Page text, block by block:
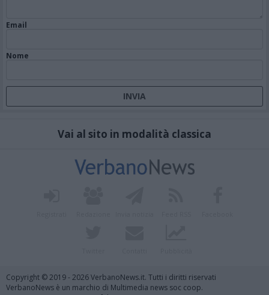
Email
Nome
Vai al sito in modalità classica
Copyright © 2019 - 2026 VerbanoNews.it. Tutti i diritti riservati
VerbanoNews è un marchio di Multimedia news soc coop.